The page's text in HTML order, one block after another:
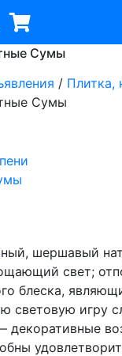
Сумы
/ Плитка,
Сумы
шершавый
свет;
блеска,
световую игру
декоративные